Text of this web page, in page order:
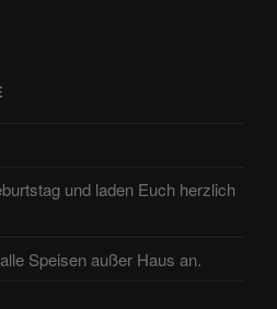
und laden Euch herzlich
Speisen außer Haus an.